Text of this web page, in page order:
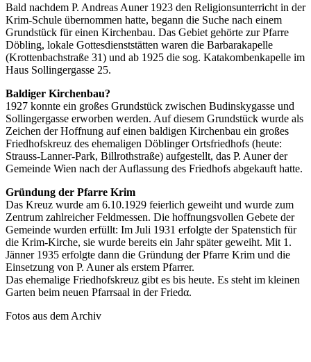
Bald nachdem P. Andreas Auner 1923 den Religionsunterricht in der
Krim-Schule übernommen hatte, begann die Suche nach einem
Grundstück für einen Kirchenbau. Das Gebiet gehörte zur Pfarre
Döbling, lokale Gottesdienststätten waren die Barbarakapelle
(Krottenbachstraße 31) und ab 1925 die sog. Katakombenkapelle im
Haus Sollingergasse 25.
Baldiger Kirchenbau?
1927 konnte ein großes Grundstück zwischen Budinskygasse und
Sollingergasse erworben werden. Auf diesem Grundstück wurde als
Zeichen der Hoffnung auf einen baldigen Kirchenbau ein großes
Friedhofskreuz des ehemaligen Döblinger Ortsfriedhofs (heute:
Strauss-Lanner-Park, Billrothstraße) aufgestellt, das P. Auner der
Gemeinde Wien nach der Auflassung des Friedhofs abgekauft hatte.
Gründung der Pfarre Krim
Das Kreuz wurde am 6.10.1929 feierlich geweiht und wurde zum
Zentrum zahlreicher Feldmessen. Die hoffnungsvollen Gebete der
Gemeinde wurden erfüllt: Im Juli 1931 erfolgte der Spatenstich für
die Krim-Kirche, sie wurde bereits ein Jahr später geweiht. Mit 1.
Jänner 1935 erfolgte dann die Gründung der Pfarre Krim und die
Einsetzung von P. Auner als erstem Pfarrer.
Das ehemalige Friedhofskreuz gibt es bis heute. Es steht im kleinen
Garten beim neuen Pfarrsaal in der Friedα.
Fotos aus dem Archiv